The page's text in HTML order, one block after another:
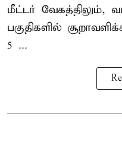
மீட்டர் வேகத்திலும்,
பகுதிகளில்
5 ...